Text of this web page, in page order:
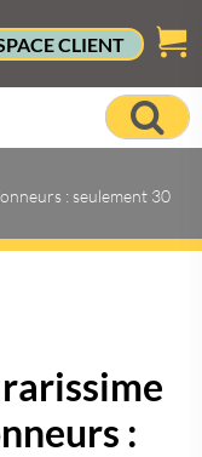
CLIENT
: seulement 30
: